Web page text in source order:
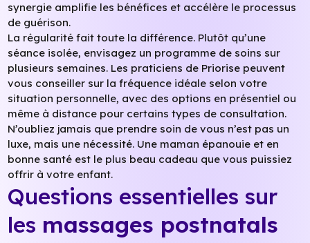
synergie amplifie les bénéfices et accélère le processus
de guérison.
La régularité fait toute la différence. Plutôt qu’une
séance isolée, envisagez un programme de soins sur
plusieurs semaines. Les praticiens de Priorise peuvent
vous conseiller sur la fréquence idéale selon votre
situation personnelle, avec des options en présentiel ou
même à distance pour certains types de consultation.
N’oubliez jamais que prendre soin de vous n’est pas un
luxe, mais une nécessité. Une maman épanouie et en
bonne santé est le plus beau cadeau que vous puissiez
offrir à votre enfant.
Questions essentielles sur
les massages postnatals